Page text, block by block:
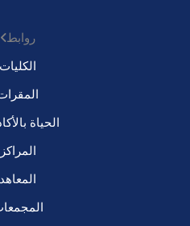
روابط
الكليات
الحياة
المراكز
المعاهد